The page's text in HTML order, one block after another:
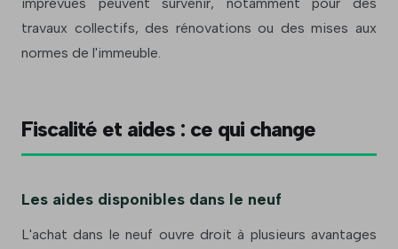
travaux collectifs, des rénovations ou des mises aux
normes de l'immeuble.
Fiscalité et aides : ce qui change
Les aides disponibles dans le neuf
L'achat dans le neuf ouvre droit à plusieurs avantages